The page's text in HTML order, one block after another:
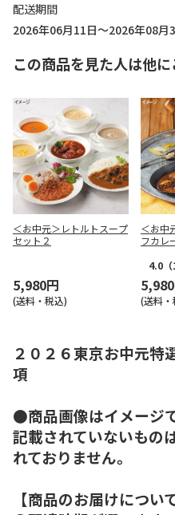
配送期間
2026年06月11日～2026年08月
この商品を見た人は他
＜お中元＞レトルトスープ
セット２
5,980円
(送料・税込)
＜お中
フカレ
4.0
(送料・
２０２６東京お中元
項
●商品画像はイメージ
記載されていないもの
れておりません。
【商品のお届けについて